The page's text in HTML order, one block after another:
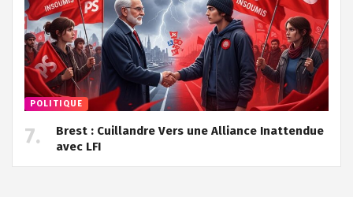
POLITIQUE
Brest : Cuillandre Vers une Alliance Inattendue
avec LFI